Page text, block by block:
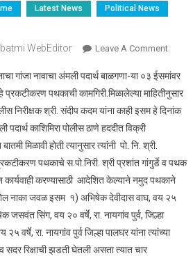
Latest News
Political News
WebEditor Leave A CommentOn
मध्ये
सुमारे
४२
पकडला
गांजा नावाचा अंमली पदार्थ बाळगणा-या ०३ ईसमांवर
प्रकटीकरण पथकाची कामगिरी.मिळालेल्या माहितीनुसार
निरीक्षक श्री. संदीप कदम यांना काही इसम हे दिनांक
काशिमिरा पोलीस ठाणे हददीत विक्री
मिळावी होती त्यानुसार त्यांनी पो. नि. श्री.
पथकाचे स.पो.निरी. श्री प्रशांत गांगुर्डे व पथक
कार्यवाही करण्यासाठी आदेशित केल्याने नमुद पथकाने
नाका जवळ इसम १) अभिषेक देवीदास वाघ, वय २५
जसवंत सिंग, वय २० वर्षे, रा. नायगांव पुर्व, जिल्हा
वर्षे, रा. नायगांव पुर्व जिल्हा पालघर यांना त्यांच्या
सदर रिक्षाची झडती घेतली असता त्यात चार